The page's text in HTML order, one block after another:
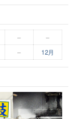
–
–
– 12月